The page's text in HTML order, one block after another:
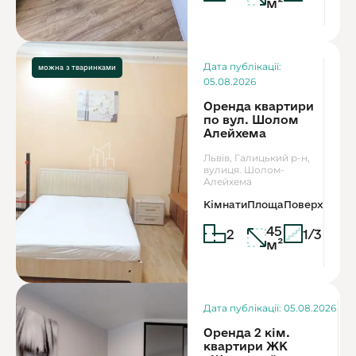
можна з дітьми
можна з тваринками
Дата публікації:
05.08.2026
Оренда квартири
по вул. Шолом
Алейхема
Львів, Галицький р-н,
вулиця. Шолом-
Алейхема
Кімнати
2
Площа
45
м²
Поверх
1/3
Дата публікації: 05.08.2026
Оренда 2 кім.
квартири ЖК